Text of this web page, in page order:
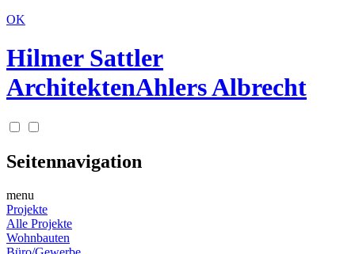
OK
Hilmer Sattler
ArchitektenAhlers Albrecht
Seitennavigation
menu
Projekte
Alle Projekte
Wohnbauten